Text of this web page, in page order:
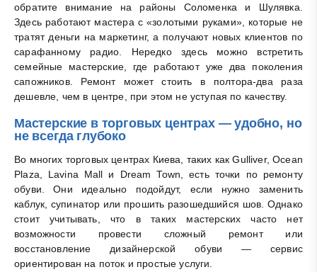
обратите внимание на районы Соломенка и Шулявка.
Здесь работают мастера с «золотыми руками», которые не
тратят деньги на маркетинг, а получают новых клиентов по
сарафанному радио. Нередко здесь можно встретить
семейные мастерские, где работают уже два поколения
сапожников. Ремонт может стоить в полтора-два раза
дешевле, чем в центре, при этом не уступая по качеству.
Мастерские в торговых центрах — удобно, но
не всегда глубоко
Во многих торговых центрах Киева, таких как Gulliver, Ocean
Plaza, Lavina Mall и Dream Town, есть точки по ремонту
обуви. Они идеально подойдут, если нужно заменить
каблук, супинатор или прошить разошедшийся шов. Однако
стоит учитывать, что в таких мастерских часто нет
возможности провести сложный ремонт или
восстановление дизайнерской обуви — сервис
ориентирован на поток и простые услуги.